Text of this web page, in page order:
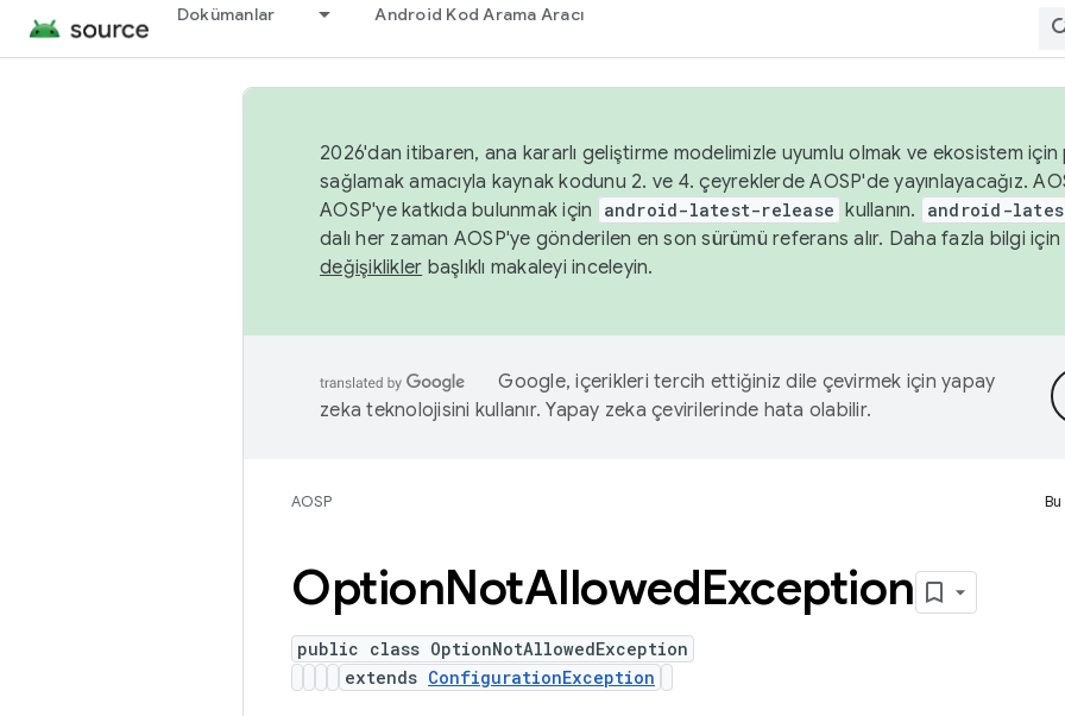
Dokümanlar Android Kod Arama Aracı
2026'dan itibaren, ana kararlı geliştirme modelimizle uyumlu olmak ve ekosistem için
sağlamak amacıyla kaynak kodunu 2. ve 4. çeyreklerde AOSP'de yayınlayacağız.
AOSP'ye katkıda bulunmak için
android-latest-release kullanın. android-
dalı her zaman AOSP'ye gönderilen en son sürümü referans alır. Daha fazla bilgi için
değişiklikler başlıklı makaleyi inceleyin.
Google, içerikleri tercih ettiğiniz dile çevirmek için yapay
zeka teknolojisini kullanır. Yapay zeka çevirilerinde hata olabilir.
AOSP
OptionNotAllowedException
public class OptionNotAllowedException
extends ConfigurationException